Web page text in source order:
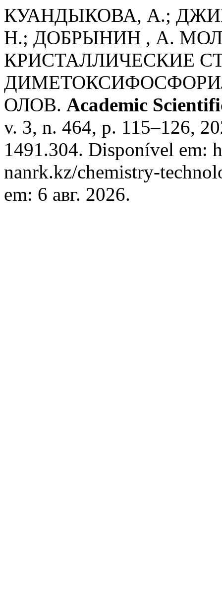
КУАНДЫКОВА, А.;
Н.; ДОБРЫНИН , А.
КРИСТАЛЛИЧЕСКИЕ
ОЛОВ. Academic
v. 3, n. 464, p. 115–126,
1491.304. Disponível em:
nanrk.kz/chemistry-
em: 6 авг. 2026.